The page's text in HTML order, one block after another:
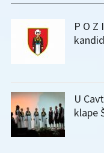
P O Z
U
klape